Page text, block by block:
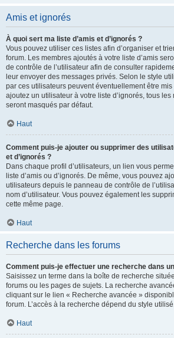
Amis et ignorés
À quoi sert ma liste d’amis et d’ignorés ?
Vous pouvez utiliser ces listes afin d’organiser et
forum. Les membres ajoutés à votre liste d’amis
de contrôle de l’utilisateur afin de consulter
leur envoyer des messages privés. Selon le style
par ces utilisateurs peuvent éventuellement être
ajoutez un utilisateur à votre liste d’ignorés, tous les
seront masqués par défaut.
Haut
Comment puis-je ajouter ou supprimer des
et d’ignorés ?
Dans chaque profil d’utilisateurs, un lien vous
liste d’amis ou d’ignorés. De même, vous pouvez
utilisateurs depuis le panneau de contrôle de
nom d’utilisateur. Vous pouvez également les
cette même page.
Haut
Recherche dans les forums
Comment puis-je effectuer une recherche dans
Saisissez un terme dans la boîte de recherche
forums ou les pages de sujets. La recherche
cliquant sur le lien « Recherche avancée »
forum. L’accès à la recherche dépend du style
Haut